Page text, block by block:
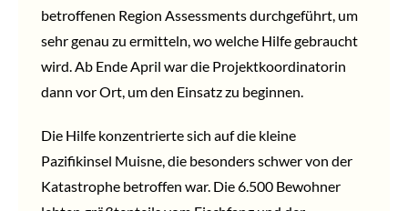
betroffenen Region Assessments durchgeführt, um
sehr genau zu ermitteln, wo welche Hilfe gebraucht
wird. Ab Ende April war die Projektkoordinatorin
dann vor Ort, um den Einsatz zu beginnen.
Die Hilfe konzentrierte sich auf die kleine
Pazifikinsel Muisne, die besonders schwer von der
Katastrophe betroffen war. Die 6.500 Bewohner